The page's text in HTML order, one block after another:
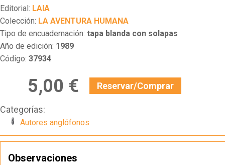
Editorial: LAIA
Colección: LA AVENTURA HUMANA
Tipo de encuadernación: tapa blanda con solapas
Año de edición: 1989
Código: 37934
5,00 € Reservar/Comprar
Categorías:
Autores anglófonos
Observaciones